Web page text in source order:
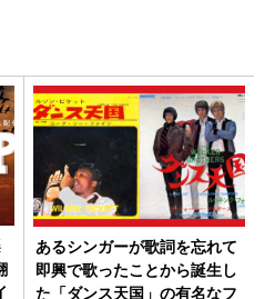
あるシンガーが歌詞を忘れて
即興で歌ったことから誕生し
た「ダンス天国」の有名なフ